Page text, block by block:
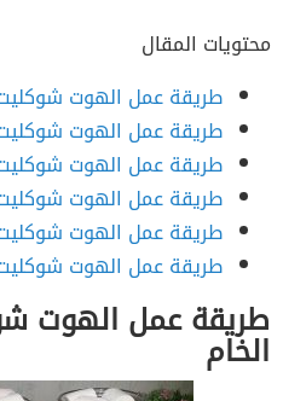
محتويات المقال
طريقة عمل الهوت شوكليت
طريقة عمل الهوت شوكليت
طريقة عمل الهوت شوكليت
طريقة عمل الهوت شوكليت
طريقة عمل الهوت شوكليت
طريقة عمل الهوت شوكليت
طريقة عمل الهوت
الخام